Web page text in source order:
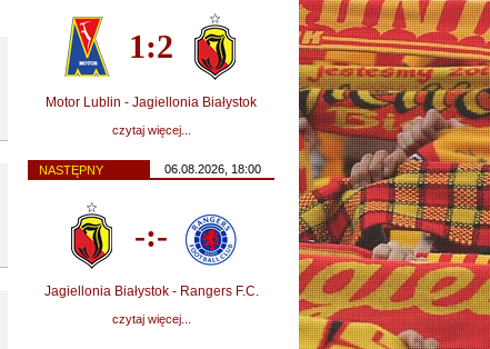
1:2
Motor Lublin - Jagiellonia Białystok
czytaj więcej...
NASTĘPNY 06.08.2026, 18:00
-:-
Jagiellonia Białystok - Rangers F.C.
czytaj więcej...